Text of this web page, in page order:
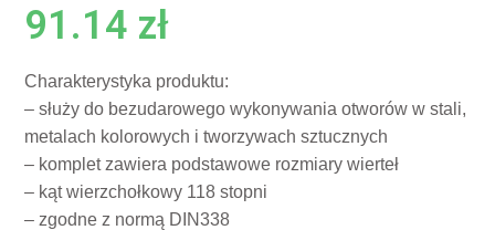
91.14 zł
Charakterystyka produktu:
– służy do bezudarowego wykonywania otworów w stali,
metalach kolorowych i tworzywach sztucznych
– komplet zawiera podstawowe rozmiary wierteł
– kąt wierzchołkowy 118 stopni
– zgodne z normą DIN338